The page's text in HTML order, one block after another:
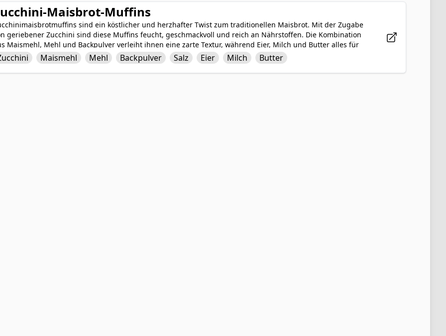
Maisbrot-Muffins
sind ein köstlicher und herzhafter Twist zum traditionellen Maisbrot. Mit der Zugabe
geriebener Zucchini sind diese Muffins feucht, geschmackvoll und reich an Nährstoffen. Die Kombination
Maismehl, Mehl und Backpulver verleiht ihnen eine zarte Textur, während Eier, Milch und Butter alles für
reichen und befriedigenden Geschmack zusammenbinden. Perfekt als Beilage oder Snack sind diese
eine herrliche Möglichkeit, die Fülle an Zucchini in den Sommermonaten zu genießen.
Maismehl Mehl Backpulver Salz Eier Milch Butter